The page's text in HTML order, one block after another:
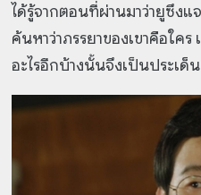
ได้รู้จากตอนที่ผ่านมาว่ายูซึง
ค้นหาว่าภรรยาของเขาคือใคร
อะไรอีกบ้างนั้นจึงเป็นประเด็